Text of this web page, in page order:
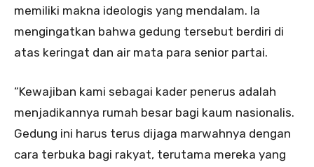
memiliki makna ideologis yang mendalam. Ia
mengingatkan bahwa gedung tersebut berdiri di
atas keringat dan air mata para senior partai.
“Kewajiban kami sebagai kader penerus adalah
menjadikannya rumah besar bagi kaum nasionalis.
Gedung ini harus terus dijaga marwahnya dengan
cara terbuka bagi rakyat, terutama mereka yang